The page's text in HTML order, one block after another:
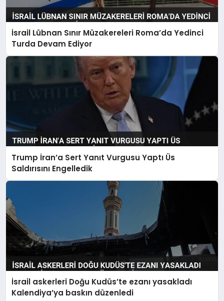
İsrail Lübnan Sınır Müzakereleri Roma’da Yedinci
Turda Devam Ediyor
Trump İran’a Sert Yanıt Vurgusu Yaptı Üs
Saldırısını Engelledik
İsrail askerleri Doğu Kudüs’te ezanı yasakladı
Kalendiya’ya baskın düzenledi